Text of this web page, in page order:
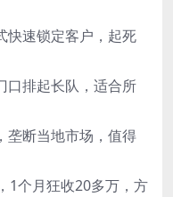
快速锁定客户，起死
口排起长队，适合所
垄断当地市场，值得
1个月狂收20多万，方